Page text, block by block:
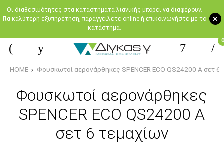
+
Oι διαθεσιμότητες στα καταστήματα λιανικής μπορεί να διαφέρουν.
Για καλύτερη εξυπηρέτηση, παραγγείλετε online ή επικοινωνήστε με το
κατάστημα.
0
HOME Φουσκωτοί αερονάρθηκες SPENCER ECO QS24200 A σετ 6
Φουσκωτοί αερονάρθηκες
SPENCER ECO QS24200 A
σετ 6 τεμαχίων